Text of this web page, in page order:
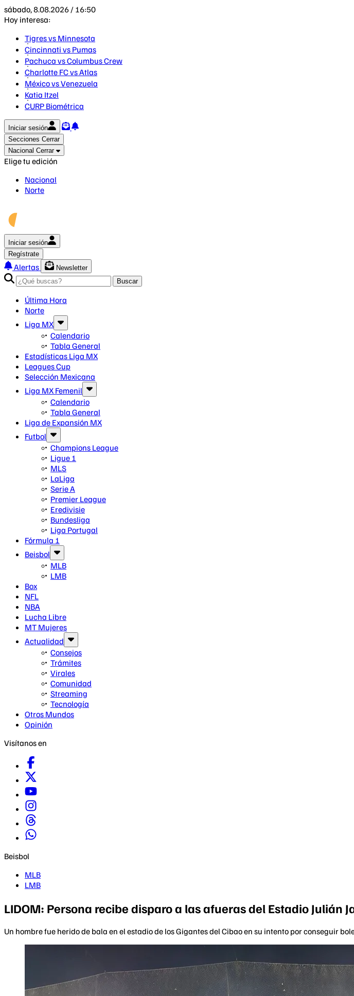
sábado, 8.08.2026 / 16:50
Hoy interesa:
Tigres vs Minnesota
Cincinnati vs Pumas
Pachuca vs Columbus Crew
Charlotte FC vs Atlas
México vs Venezuela
Katia Itzel
CURP Biométrica
Iniciar sesión
Secciones Cerrar
Nacional Cerrar
Elige tu edición
Nacional
Norte
Iniciar sesión
Regístrate
Alertas
Newsletter
Buscar
Última Hora
Norte
Liga MX
Calendario
Tabla General
Estadísticas Liga MX
Leagues Cup
Selección Mexicana
Liga MX Femenil
Calendario
Tabla General
Liga de Expansión MX
Futbol
Champions League
Ligue 1
MLS
LaLiga
Serie A
Premier League
Eredivisie
Bundesliga
Liga Portugal
Fórmula 1
Beisbol
MLB
LMB
Box
NFL
NBA
Lucha Libre
MT Mujeres
Actualidad
Consejos
Trámites
Virales
Comunidad
Streaming
Tecnología
Otros Mundos
Opinión
Visítanos en
Beisbol
MLB
LMB
LIDOM: Persona recibe disparo a las afueras del Estadio Julián
Un hombre fue herido de bala en el estadio de los Gigantes del Cibao en su intento por conseguir